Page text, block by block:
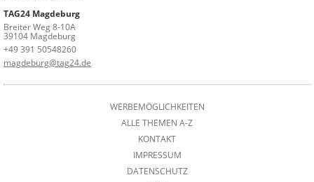
TAG24 Magdeburg
Breiter Weg 8-10A
39104 Magdeburg
+49 391 50548260
magdeburg@tag24.de
WERBEMÖGLICHKEITEN
ALLE THEMEN A-Z
KONTAKT
IMPRESSUM
DATENSCHUTZ